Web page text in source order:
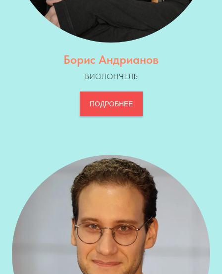
Борис Андрианов
ВИОЛОНЧЕЛЬ
ПОДРОБНЕЕ